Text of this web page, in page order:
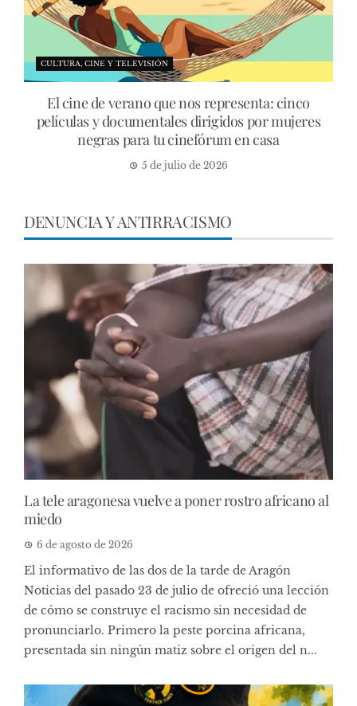
CULTURA, CINE Y TELEVISIÓN
El cine de verano que nos representa: cinco
películas y documentales dirigidos por mujeres
negras para tu cinefórum en casa
5 de julio de 2026
DENUNCIA Y ANTIRRACISMO
La tele aragonesa vuelve a poner rostro africano al
miedo
6 de agosto de 2026
El informativo de las dos de la tarde de Aragón
Noticias del pasado 23 de julio de ofreció una lección
de cómo se construye el racismo sin necesidad de
pronunciarlo. Primero la peste porcina africana,
presentada sin ningún matiz sobre el origen del n...